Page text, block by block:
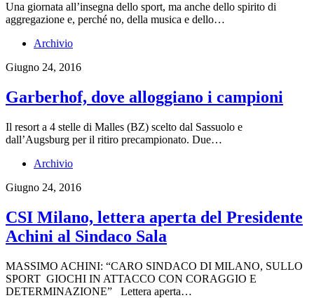
Una giornata all’insegna dello sport, ma anche dello spirito di
aggregazione e, perché no, della musica e dello…
Archivio
Giugno 24, 2016
Garberhof, dove alloggiano i campioni
Il resort a 4 stelle di Malles (BZ) scelto dal Sassuolo e
dall’Augsburg per il ritiro precampionato. Due…
Archivio
Giugno 24, 2016
CSI Milano, lettera aperta del Presidente
Achini al Sindaco Sala
MASSIMO ACHINI: “CARO SINDACO DI MILANO, SULLO
SPORT GIOCHI IN ATTACCO CON CORAGGIO E
DETERMINAZIONE” Lettera aperta…